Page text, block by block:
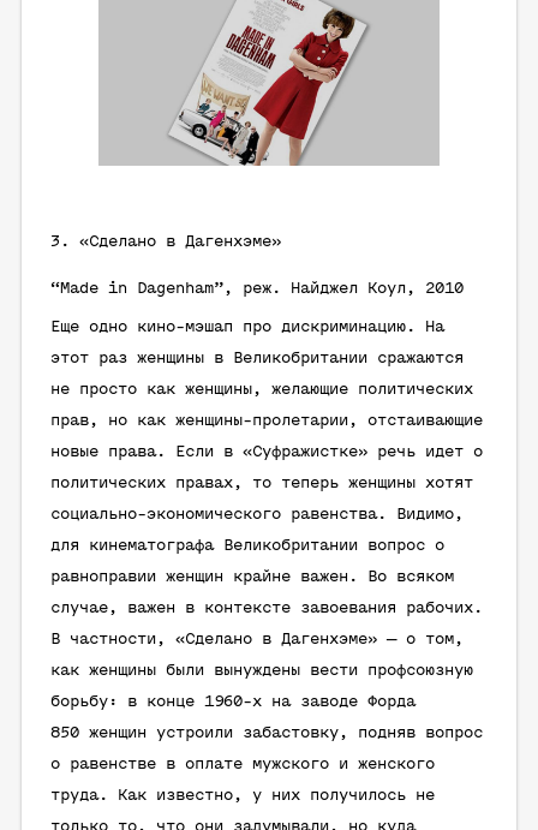
3. «Сделано в Дагенхэме»
“Made in Dagenham”, реж. Найджел Коул, 2010
Еще одно кино-мэшап про дискриминацию. На
этот раз женщины в Великобритании сражаются
не просто как женщины, желающие политических
прав, но как женщины-пролетарии, отстаивающие
новые права. Если в «Суфражистке» речь идет о
политических правах, то теперь женщины хотят
социально-экономического равенства. Видимо,
для кинематографа Великобритании вопрос о
равноправии женщин крайне важен. Во всяком
случае, важен в контексте завоевания рабочих.
В частности, «Сделано в Дагенхэме» — о том,
как женщины были вынуждены вести профсоюзную
борьбу: в конце 1960-х на заводе Форда
850 женщин устроили забастовку, подняв вопрос
о равенстве в оплате мужского и женского
труда. Как известно, у них получилось не
только то, что они задумывали, но куда